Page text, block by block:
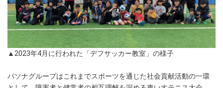
▲2023年4月に行われた「デフサッカー教室」の様子
パソナグループはこれまでスポーツを通じた社会貢献活動の一環